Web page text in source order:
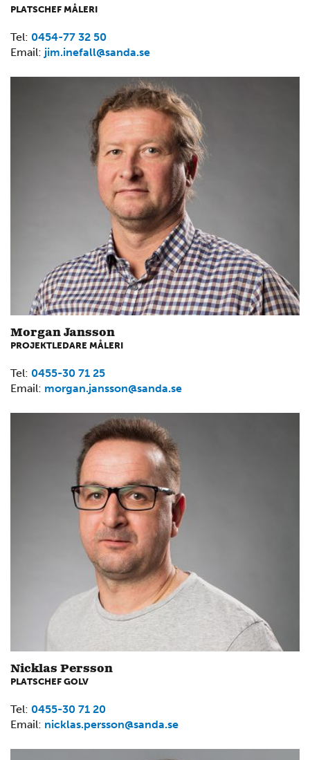
PLATSCHEF MÅLERI
Tel: 0454-77 32 50
Email: jim.inefall@sanda.se
Morgan Jansson
PROJEKTLEDARE MÅLERI
Tel: 0455-30 71 25
Email: morgan.jansson@sanda.se
Nicklas Persson
PLATSCHEF GOLV
Tel: 0455-30 71 20
Email: nicklas.persson@sanda.se